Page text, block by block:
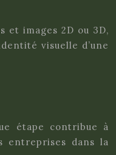
et images 2D ou 3D,
visuelle d’une
étape contribue à
entreprises dans la